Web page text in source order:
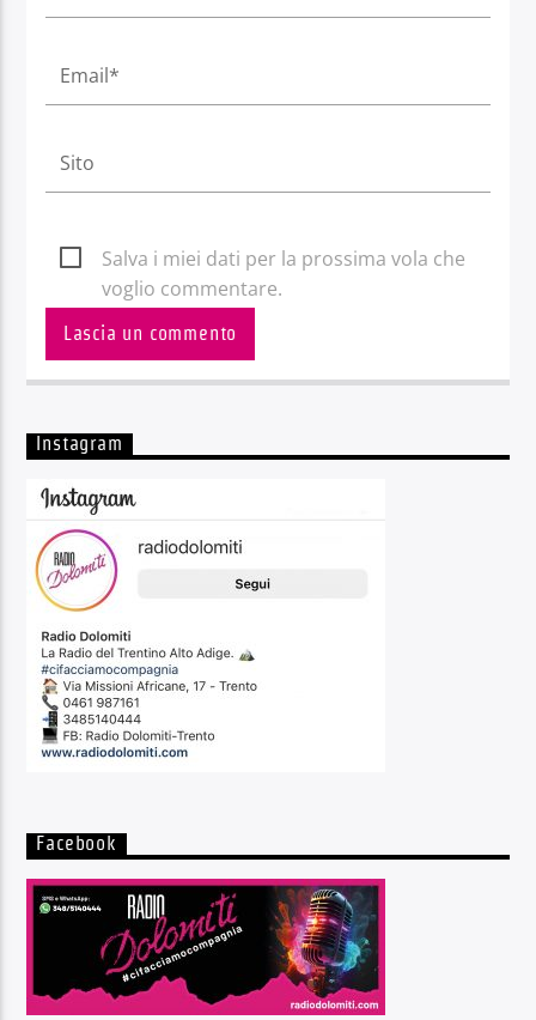
Salva i miei dati per la prossima vola che
voglio commentare.
Instagram
Facebook